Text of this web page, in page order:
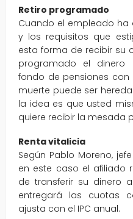
Retiro programado
Cuando el empleado
y los requisitos que
esta forma de recibir su
programado el dinero
fondo de pensiones
muerte puede ser
la idea es que usted
quiere recibir la mesada
Renta vitalicia
Según Pablo Moreno,
en este caso el afiliado
de transferir su dinero
entregará las cuotas
ajusta con el IPC anual.